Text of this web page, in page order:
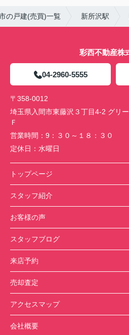
の戸建(売買)一覧 新所沢駅
彩西不動産株
04-2960-5555
〒358-0012
埼玉県入間市東藤沢３丁目4-2 グリ
Ｆ
営業時間： 9：３０～１８：３０
定休日： 水曜日
トップページ
スタッフ紹介
お客様の声
スタッフブログ
来店予約
売却査定
アクセスマップ
会社概要